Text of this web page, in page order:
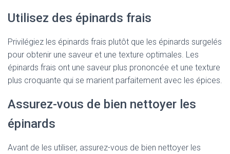
Utilisez des épinards frais
Privilégiez les épinards frais plutôt que les épinards surgelés
pour obtenir une saveur et une texture optimales. Les
épinards frais ont une saveur plus prononcée et une texture
plus croquante qui se marient parfaitement avec les épices.
Assurez-vous de bien nettoyer les
épinards
Avant de les utiliser, assurez-vous de bien nettoyer les